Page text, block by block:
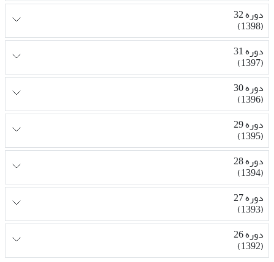
دوره 32
(1398)
دوره 31
(1397)
دوره 30
(1396)
دوره 29
(1395)
دوره 28
(1394)
دوره 27
(1393)
دوره 26
(1392)